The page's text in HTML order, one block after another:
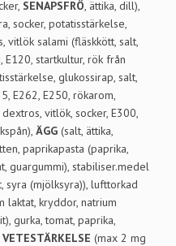
SENAPSFRÖ, ättika, dill),
socker, potatisstärkelse,
vitlök salami (fläskkött, salt,
E120, startkultur, rök från
glukossirap, salt,
E262, E250, rökarom,
vitlök, socker, E300,
ÄGG (salt, ättika,
paprikapasta (paprika,
guargummi), stabiliser.medel
syra (mjölksyra)), lufttorkad
laktat, kryddor, natrium
gurka, tomat, paprika,
VETESTÄRKELSE (max 2 mg